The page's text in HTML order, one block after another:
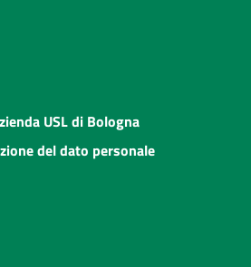
USL di Bologna
del dato personale